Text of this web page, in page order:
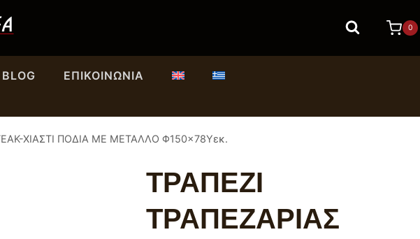
0
BLOG ΕΠΙΚΟΙΝΩΝΊΑ
ΧΙΑΣΤΙ ΠΟΔΙΑ ΜΕ ΜΕΤΑΛΛΟ Φ150×78Υεκ.
ΤΡΑΠΕΖΙ
ΤΡΑΠΕΖΑΡΙΑΣ